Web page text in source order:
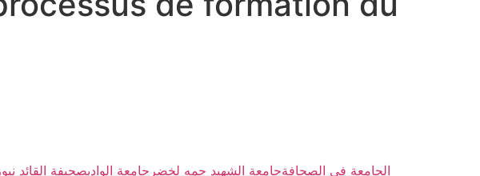
الجامعة في الصحافةجامعة الشهيد حمه لخضر جامعة الواديصحيفة القائد